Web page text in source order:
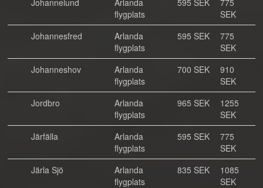
Johannelund
Arlanda
flygplats
595 SEK
775
SEK
Johannesfred
Arlanda
flygplats
595 SEK
775
SEK
Johanneshov
Arlanda
flygplats
700 SEK
910
SEK
Jordbro
Arlanda
flygplats
965 SEK
1255
SEK
Järfälla
Arlanda
flygplats
595 SEK
775
SEK
Järla Sjö
Arlanda
flygplats
835 SEK
1085
SEK